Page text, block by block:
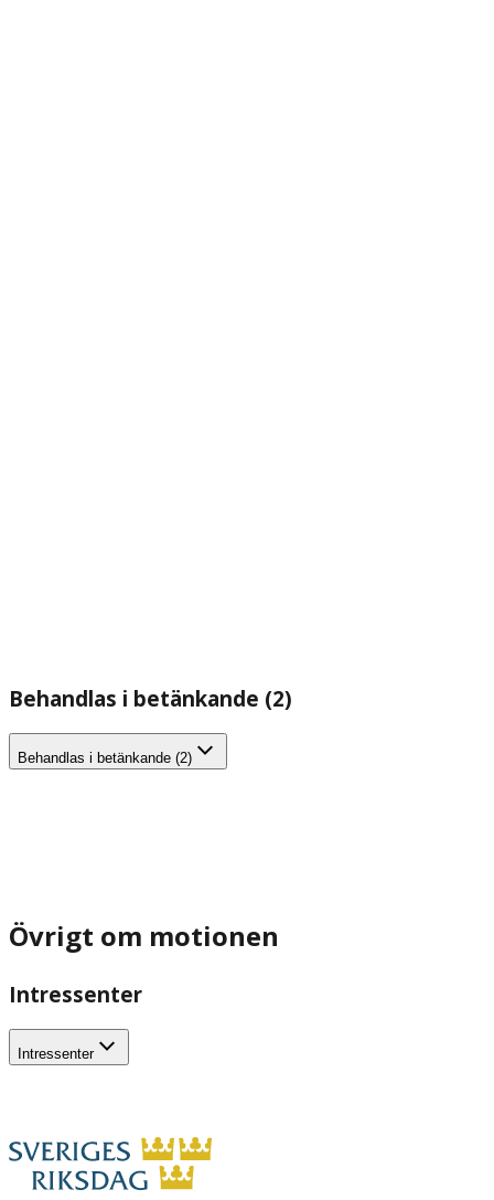
Behandlas i betänkande (2)
Behandlas i betänkande (2)
Övrigt om motionen
Intressenter
Intressenter